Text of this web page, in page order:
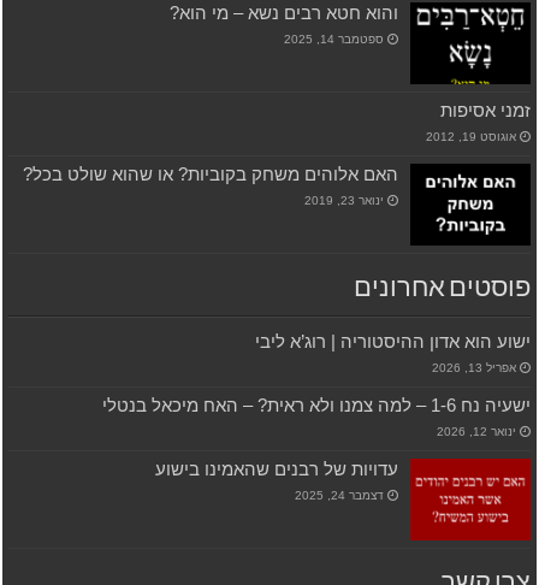
והוא חטא רבים נשא – מי הוא?
ספטמבר 14, 2025
זמני אסיפות
אוגוסט 19, 2012
האם אלוהים משחק בקוביות? או שהוא שולט בכל?
ינואר 23, 2019
פוסטים אחרונים
ישוע הוא אדון ההיסטוריה | רוג’א ליבי
אפריל 13, 2026
ישעיה נח 1-6 – למה צמנו ולא ראית? – האח מיכאל בנטלי
ינואר 12, 2026
עדויות של רבנים שהאמינו בישוע
דצמבר 24, 2025